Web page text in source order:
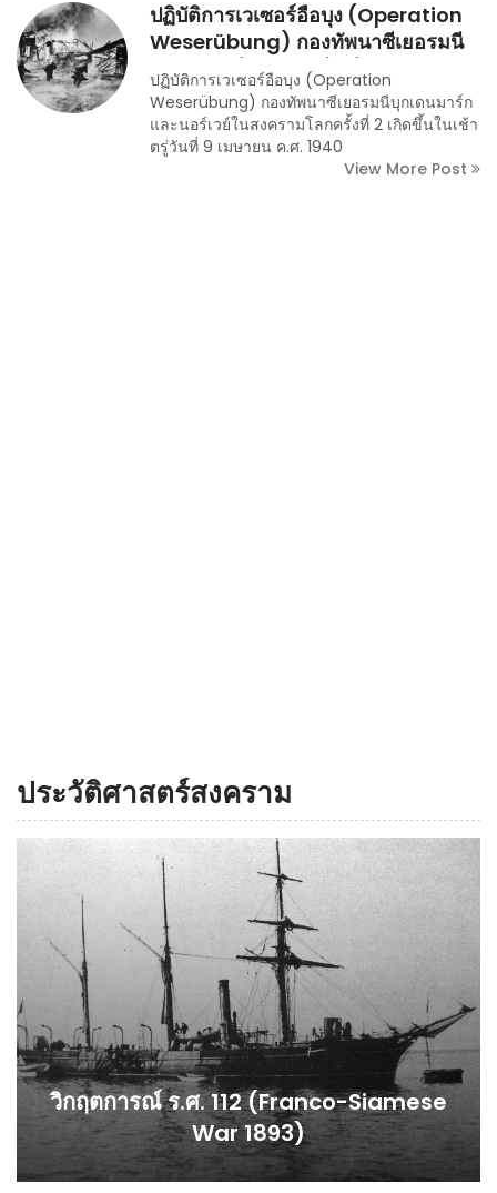
ปฏิบัติการเวเซอร์อือบุง (Operation
Weserübung) กองทัพนาซีเยอรมนี
บุกเดนมาร์กและนอร์เวย์
ปฏิบัติการเวเซอร์อือบุง (Operation
Weserübung) กองทัพนาซีเยอรมนีบุกเดนมาร์ก
และนอร์เวย์ในสงครามโลกครั้งที่ 2 เกิดขึ้นในเช้า
ตรู่วันที่ 9 เมษายน ค.ศ. 1940
View More Post
ประวัติศาสตร์สงคราม
วิกฤตการณ์ ร.ศ. 112 (Franco-Siamese
War 1893)